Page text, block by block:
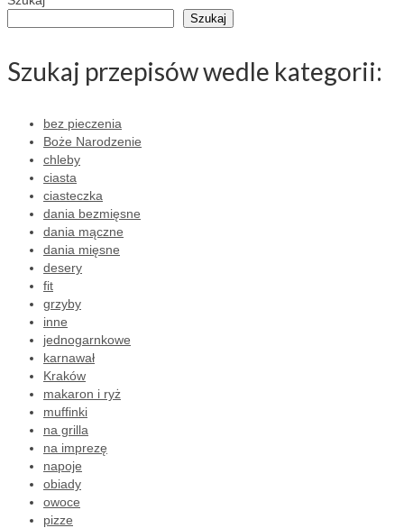
Szukaj
Szukaj przepisów wedle kategorii:
bez pieczenia
Boże Narodzenie
chleby
ciasta
ciasteczka
dania bezmięsne
dania mączne
dania mięsne
desery
fit
grzyby
inne
jednogarnkowe
karnawał
Kraków
makaron i ryż
muffinki
na grilla
na imprezę
napoje
obiady
owoce
pizze